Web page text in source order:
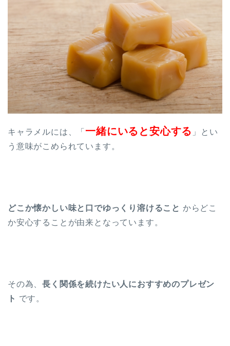
キャラメルには、「 一緒にいると安心する 」とい
う意味がこめられています。
どこか懐かしい味と口でゆっくり溶けること からどこ
か安心することが由来となっています。
その為、長く関係を続けたい人におすすめのプレゼン
ト です。